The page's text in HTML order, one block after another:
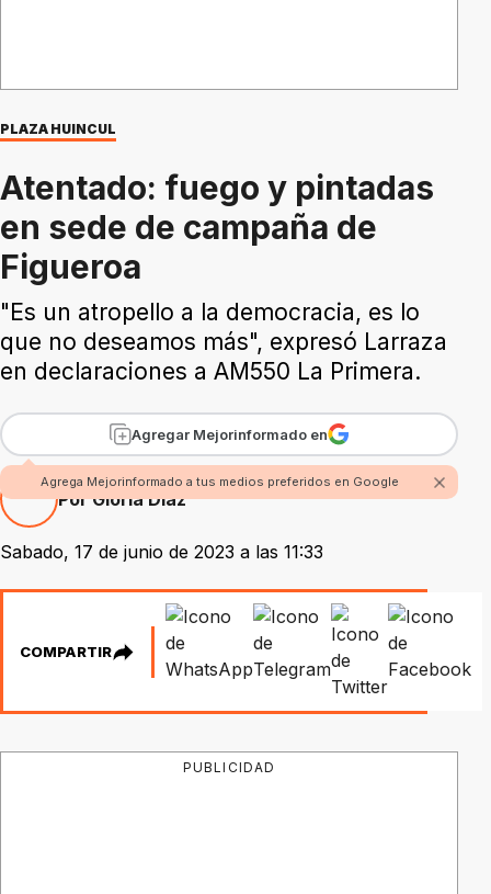
PLAZA HUINCUL
Atentado: fuego y pintadas
en sede de campaña de
Figueroa
"Es un atropello a la democracia, es lo
que no deseamos más", expresó Larraza
en declaraciones a AM550 La Primera.
Agregar Mejorinformado en
Agrega Mejorinformado a tus medios preferidos en Google
Por Gloria Díaz
Sabado, 17 de junio de 2023 a las 11:33
COMPARTIR
PUBLICIDAD